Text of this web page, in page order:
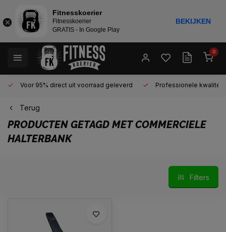
0
Voor 95% direct uit voorraad geleverd Professionele kwaliteit
Terug
PRODUCTEN GETAGD MET COMMERCIELE
HALTERBANK
Filters
Fitnesskoerier
Fitnesskoerier
GRATIS - In Google Play
BEKIJKEN